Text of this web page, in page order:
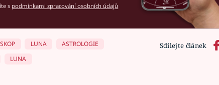
s podmínkami zpracování osobních údajů
Sdílejte článek
LUNA
ASTROLOGIE
LUNA